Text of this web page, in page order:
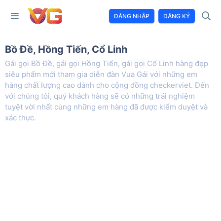
ĐĂNG NHẬP ĐĂNG KÝ
Bồ Đề, Hồng Tiến, Cổ Linh
Gái gọi Bồ Đề, gái gọi Hồng Tiến, gái gọi Cổ Linh hàng đẹp
siêu phẩm mới tham gia diễn đàn Vua Gái với những em
hàng chất lượng cao dành cho cộng đồng checkerviet. Đến
với chúng tôi, quý khách hàng sẽ có những trải nghiệm
tuyệt vời nhất cùng những em hàng đã được kiểm duyệt và
xác thực.